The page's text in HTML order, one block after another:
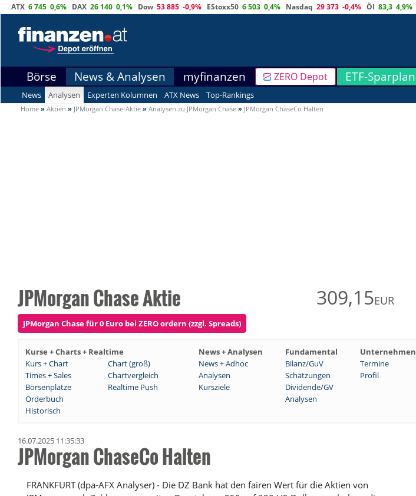
ATX 6 745 0,6% DAX 26 140 0,1% Dow 53 885 -0,9% EStoxx50 6 503 0,4% Nasdaq 29 373 -0,4% Öl 83,3 4,9%
Börse News & Analysen myfinanzen ZERO Depot ETF-Sparplan
News Analysen Experten Kolumnen ATX News Top-Rankings
Home » Aktien » JPMorgan Chase-Aktie » Analysen zu JPMorgan Chase » JPMorgan ChaseCo Halten
JPMorgan Chase Aktie 309,15EUR
JPMorgan Chase für 0 Euro bei ZERO ordern (zzgl. Spreads)
Kurse + Charts + Realtime News + Analysen Fundamental Unternehmen
Kurs + Chart
Chart (groß) News + Adhoc Bilanz/GuV Termine
Times + Sales
Chartvergleich Analysen Schätzungen Profil
Börsenplätze
Realtime Push Kursziele Dividende/GV
Orderbuch
Analysen
Historisch
16.07.2025 11:35:33
JPMorgan ChaseCo Halten
FRANKFURT (dpa-AFX Analyser) - Die DZ Bank hat den fairen Wert für die Aktien von